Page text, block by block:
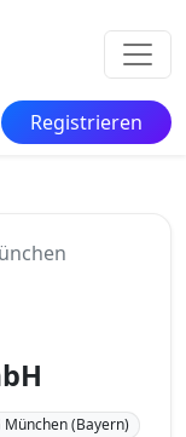
Registrieren
München (Bayern)